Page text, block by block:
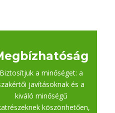
a minőséget: a
javításoknak és a
kiváló minőségű
köszönhetően,